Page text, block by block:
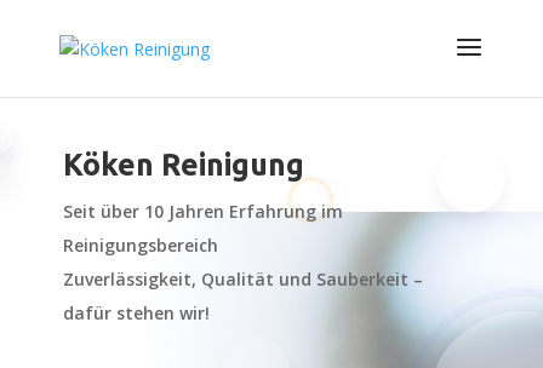
Köken Reinigung
Seit über 10 Jahren Erfahrung im
Reinigungsbereich
Zuverlässigkeit, Qualität und Sauberkeit –
dafür stehen wir!